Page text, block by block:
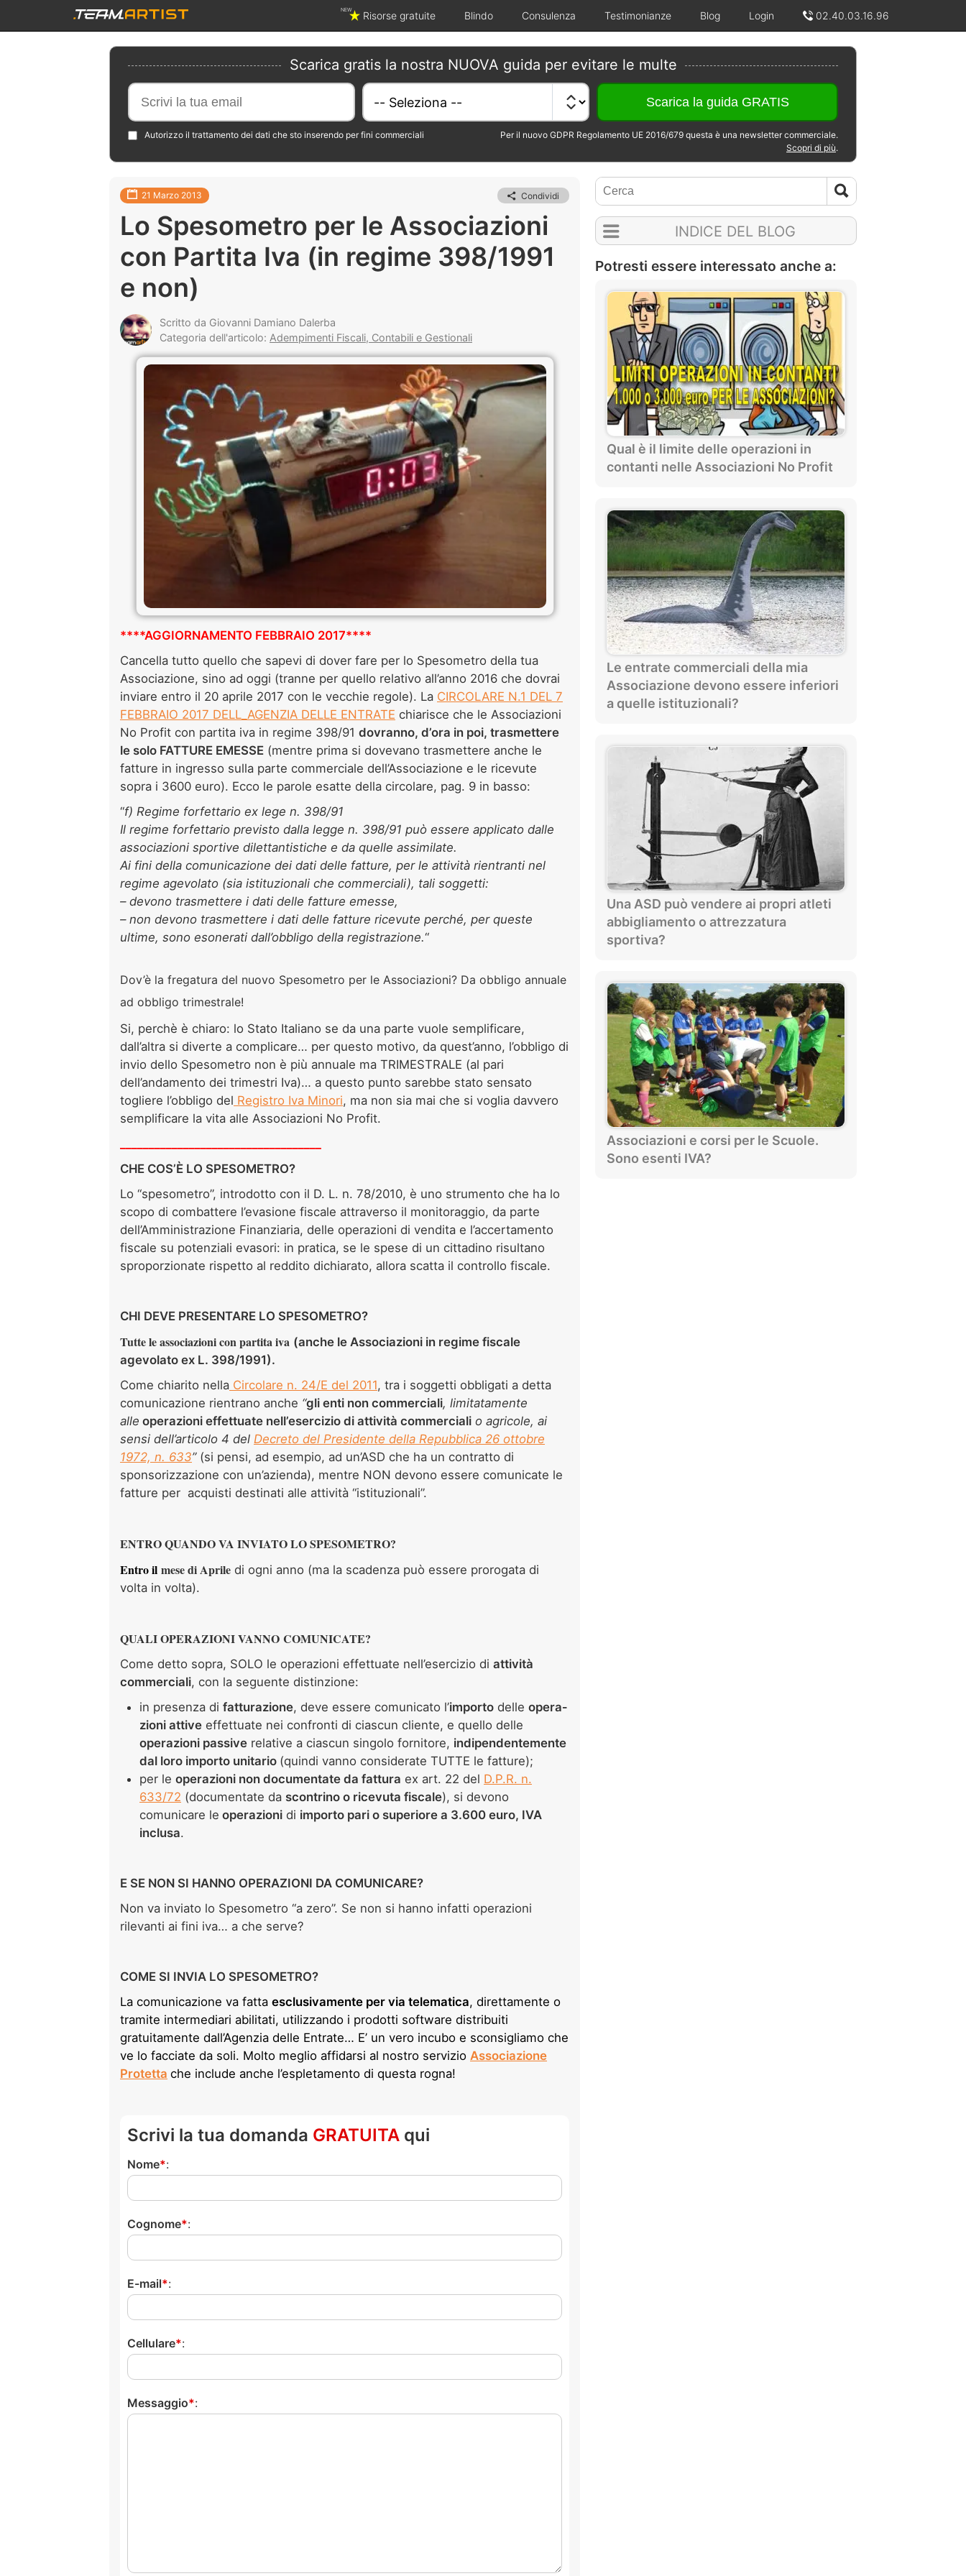
NEW Risorse gratuite Blindo Consulenza Testimonianze Blog Login 02.40.03.16.96
Scarica gratis la nostra NUOVA guida per evitare le multe
Autorizzo il trattamento dei dati che sto inserendo per fini commerciali
Per il nuovo GDPR Regolamento UE 2016/679 questa è una newsletter commerciale.
Scopri di più.
21 Marzo 2013 Condividi
Lo Spesometro per le Associazioni
con Partita Iva (in regime 398/1991
e non)
Scritto da Giovanni Damiano Dalerba
Categoria dell'articolo: Adempimenti Fiscali, Contabili e Gestionali
****AGGIORNAMENTO FEBBRAIO 2017****
Cancella tutto quello che sapevi di dover fare per lo Spesometro della tua
Associazione, sino ad oggi (tranne per quello relativo all’anno 2016 che dovrai
inviare entro il 20 aprile 2017 con le vecchie regole). La CIRCOLARE N.1 DEL 7
FEBBRAIO 2017 DELL_AGENZIA DELLE ENTRATE chiarisce che le Associazioni
No Profit con partita iva in regime 398/91 dovranno, d’ora in poi, trasmettere
le solo FATTURE EMESSE (mentre prima si dovevano trasmettere anche le
fatture in ingresso sulla parte commerciale dell’Associazione e le ricevute
sopra i 3600 euro). Ecco le parole esatte della circolare, pag. 9 in basso:
“f) Regime forfettario ex lege n. 398/91
Il regime forfettario previsto dalla legge n. 398/91 può essere applicato dalle
associazioni sportive dilettantistiche e da quelle assimilate.
Ai fini della comunicazione dei dati delle fatture, per le attività rientranti nel
regime agevolato (sia istituzionali che commerciali), tali soggetti:
–devono trasmettere i dati delle fatture emesse,
– non devono trasmettere i dati delle fatture ricevute perché, per queste
ultime, sono esonerati dall’obbligo della registrazione.“
Dov’è la fregatura del nuovo Spesometro per le Associazioni? Da obbligo annuale
ad obbligo trimestrale!
Si, perchè è chiaro: lo Stato Italiano se da una parte vuole semplificare,
dall’altra si diverte a complicare… per questo motivo, da quest’anno, l’obbligo di
invio dello Spesometro non è più annuale ma TRIMESTRALE (al pari
dell’andamento dei trimestri Iva)… a questo punto sarebbe stato sensato
togliere l’obbligo del Registro Iva Minori, ma non sia mai che si voglia davvero
semplificare la vita alle Associazioni No Profit.
CHE COS’È LO SPESOMETRO?
Lo “spesometro”, introdotto con il D. L. n. 78/2010, è uno strumento che ha lo
scopo di combattere l’evasione fiscale attraverso il monitoraggio, da parte
dell’Amministrazione Finanziaria, delle operazioni di vendita e l’accertamento
fiscale su potenziali evasori: in pratica, se le spese di un cittadino risultano
sproporzionate rispetto al reddito dichiarato, allora scatta il controllo fiscale.
CHI DEVE PRESENTARE LO SPESOMETRO?
Tutte le associazioni con partita iva (anche le Associazioni in regime fiscale
agevolato ex L. 398/1991).
Come chiarito nella Circolare n. 24/E del 2011, tra i soggetti obbligati a detta
comunicazione rientrano anche “gli enti non commerciali, limitatamente
alle operazioni effettuate nell’esercizio di attività commerciali o agricole, ai
sensi dell’articolo 4 del Decreto del Presidente della Repubblica 26 ottobre
1972, n. 633” (si pensi, ad esempio, ad un’ASD che ha un contratto di
sponsorizzazione con un’azienda), mentre NON devono essere comunicate le
fatture per acquisti destinati alle attività “istituzionali”.
ENTRO QUANDO VA INVIATO LO SPESOMETRO?
Entro il mese di Aprile di ogni anno (ma la scadenza può essere prorogata di
volta in volta).
QUALI OPERAZIONI VANNO COMUNICATE?
Come detto sopra, SOLO le operazioni effettuate nell’esercizio di attività
commerciali, con la seguente distinzione:
in presenza di fatturazione, deve essere comunicato l’importo delle opera­
zioni attive effettuate nei confronti di ciascun cliente, e quello delle
operazioni passive relative a ciascun sin­golo fornitore, indipendentemente
dal loro importo unitario (quindi vanno considerate TUTTE le fatture);
per le operazioni non documentate da fattura ex art. 22 del D.P.R. n.
633/72 (documentate da scontrino o ricevuta fiscale), si devono
comunicare le operazioni di importo pari o superiore a 3.600 euro, IVA
inclusa.
E SE NON SI HANNO OPERAZIONI DA COMUNICARE?
Non va inviato lo Spesometro “a zero”. Se non si hanno infatti operazioni
rilevanti ai fini iva… a che serve?
COME SI INVIA LO SPESOMETRO?
La comunicazione va fatta esclusivamente per via telematica, direttamente o
tramite intermediari abilitati, utilizzando i prodotti software distribuiti
gratuitamente dall’Agenzia delle Entrate… E’ un vero incubo e sconsigliamo che
ve lo facciate da soli. Molto meglio affidarsi al nostro servizio Associazione
Protetta che include anche l’espletamento di questa rogna!
Scrivi la tua domanda GRATUITA qui
Nome :
Cognome :
E-mail :
Cellulare :
Messaggio :
INDICE DEL BLOG
Potresti essere interessato anche a:
Qual è il limite delle operazioni in
contanti nelle Associazioni No Profit
Le entrate commerciali della mia
Associazione devono essere inferiori
a quelle istituzionali?
Una ASD può vendere ai propri atleti
abbigliamento o attrezzatura
sportiva?
Associazioni e corsi per le Scuole.
Sono esenti IVA?